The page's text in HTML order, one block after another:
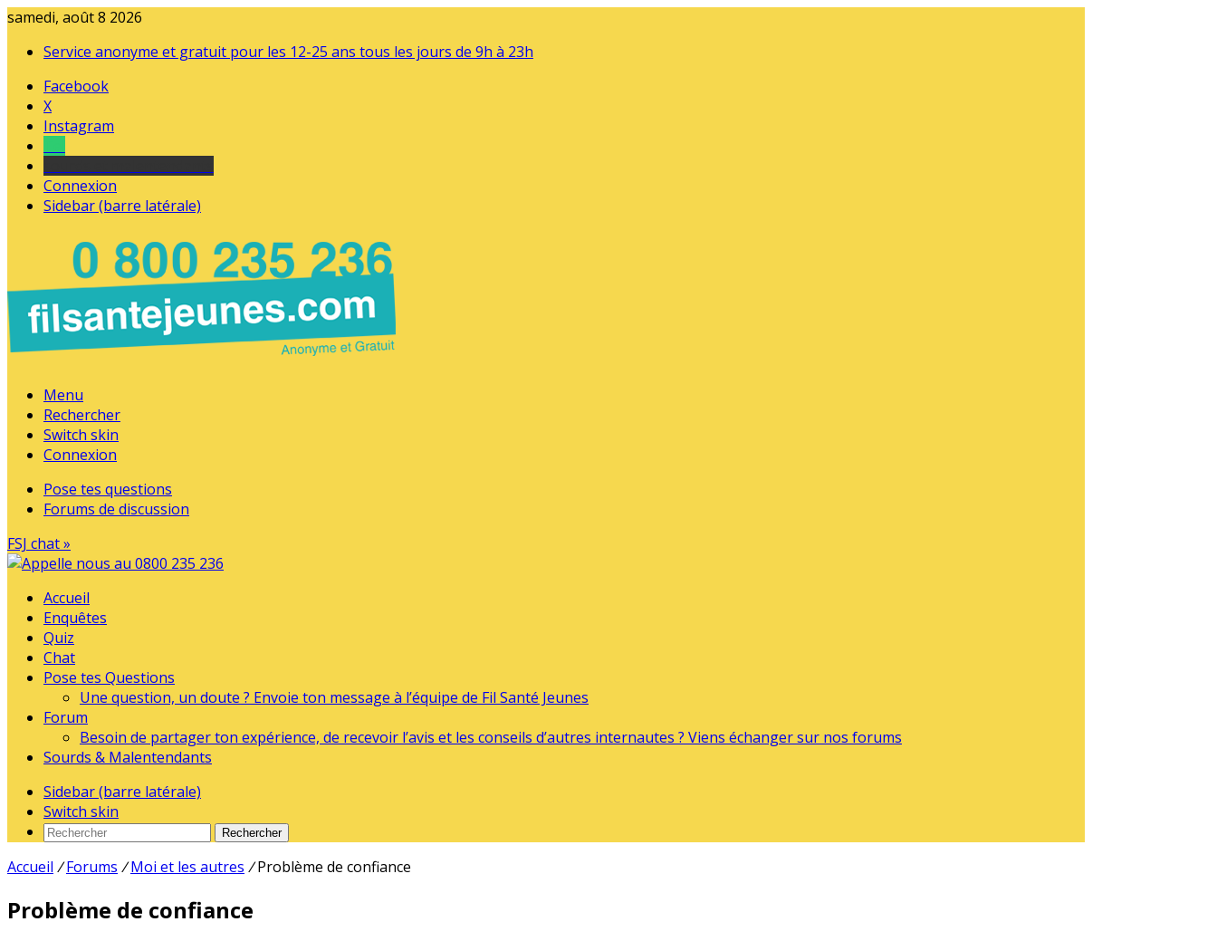
samedi, août 8 2026
Service anonyme et gratuit pour les 12-25 ans tous les jours de 9h à 23h
Facebook
X
Instagram
Connexion
Sidebar (barre latérale)
Menu
Rechercher
Switch skin
Connexion
Pose tes questions
Forums de discussion
FSJ chat »
Accueil
Enquêtes
Quiz
Chat
Pose tes Questions
Une question, un doute ? Envoie ton message à l’équipe de Fil Santé Jeunes
Forum
Besoin de partager ton expérience, de recevoir l’avis et les conseils d’autres internautes ? Viens échanger sur nos forums
Sourds & Malentendants
Sidebar (barre latérale)
Switch skin
Rechercher
Accueil / Forums / Moi et les autres / Problème de confiance
Problème de confiance